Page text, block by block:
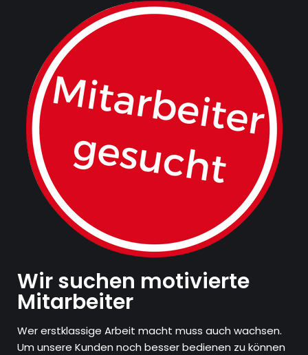
Wir suchen motivierte
Mitarbeiter
Wer erstklassige Arbeit macht muss auch wachsen.
Um unsere Kunden noch besser bedienen zu können